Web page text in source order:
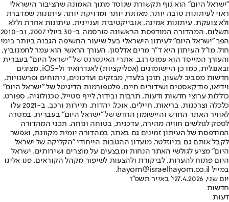
"ישראל היום" הוא גוף תקשורת שנוסד מתוך האמונה שהציבור הישראלי
ראוי לעיתונות טובה יותר, מאוזנת יותר ומדויקת יותר. עיתונות שמדברת
ולא צועקת. עיתונות אמינה, אובייקטיבית ועניינית. עיתונות אחרת וללא
תשלום. המהדורה המודפסת הראשונה פורסמה ב-30 ביולי 2007, וב-2010
הפך "ישראל היום" לעיתון הישראלי בעל שיעור החשיפה הגבוה ביותר בימי
חול. מו"ל העיתון היא ד"ר מרים אדלסון. העורך הראשי הוא עמר לחמנוביץ,
והעורך המייסד הוא עמוס רגב. אתרי האינטרנט של "ישראל היום" בעברית
ובאנגלית, כמו כן היישומונים (אפליקציות) לאנדרואיד ול-iOS, מציגים
חדשות מסביב לשעון, תוכן בלעדי, מבזקים ועדכונים, ניתוחים ופרשנויות,
וידיאו, פודקאסטים ושידורים חיים. פלטפורמות הדיגיטל של "ישראל היום"
כוללות ערוצי חדשות ודעות, תרבות ובידור, לייף סטייל, טכנולוגיה, ספורט,
כלכלה וצרכנות, בריאות, חיילים, אוכל, יהדות, תיירות ורכב. ב-2021 עלו
לאוויר האתר החדש והיישומון החדש של "ישראל היום" בעברית, במטרה
לספק לגולשים חוויה מהירה, עדכנית, בטוחה ונוחה. תכני המהדורה
המודפסת של העיתון זמינים גם באתר, במהדורה יומית מקוונת, ואפשר
לקבל אותם גם בניוזלטר. מועדון ההטבות הייחודי "הקליקה של ישראל
היום" מציע לגולשי האתר הנחות ומבצעים על מוצרים ושירותים. ישראל
היום פתוח להערות, לביקורת ולהצעות לשיפור מקהל הקוראים. פנו אלינו
במייל hayom@israelhayom.co.il.
יום שני, 27.4.2026
י' באייר תשפ"ו
חדשות
דעות